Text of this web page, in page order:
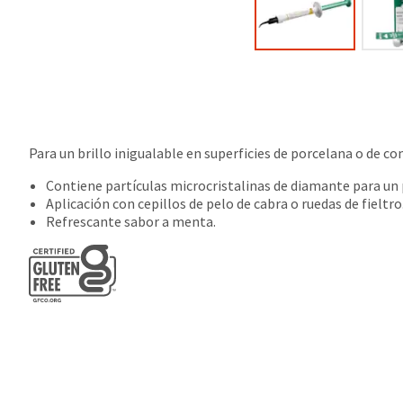
Para un brillo inigualable en superficies de porcelana o de
Contiene partículas microcristalinas de diamante para
Aplicación con cepillos de pelo de cabra o ruedas de
Refrescante sabor a menta.